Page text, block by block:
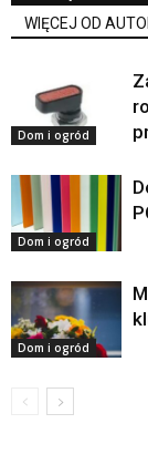
WIĘCEJ OD
Dom i ogród
Dom i ogród
Dom i ogród